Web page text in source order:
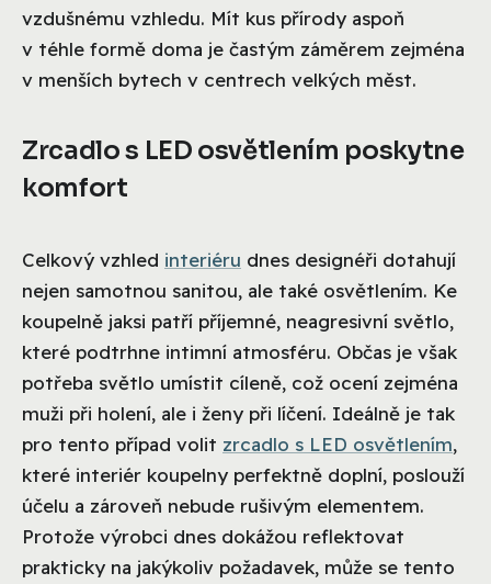
vzdušnému vzhledu. Mít kus přírody aspoň
v téhle formě doma je častým záměrem zejména
v menších bytech v centrech velkých měst.
Zrcadlo s LED osvětlením poskytne
komfort
Celkový vzhled interiéru dnes designéři dotahují
nejen samotnou sanitou, ale také osvětlením. Ke
koupelně jaksi patří příjemné, neagresivní světlo,
které podtrhne intimní atmosféru. Občas je však
potřeba světlo umístit cíleně, což ocení zejména
muži při holení, ale i ženy při líčení. Ideálně je tak
pro tento případ volit zrcadlo s LED osvětlením,
které interiér koupelny perfektně doplní, poslouží
účelu a zároveň nebude rušivým elementem.
Protože výrobci dnes dokážou reflektovat
prakticky na jakýkoliv požadavek, může se tento